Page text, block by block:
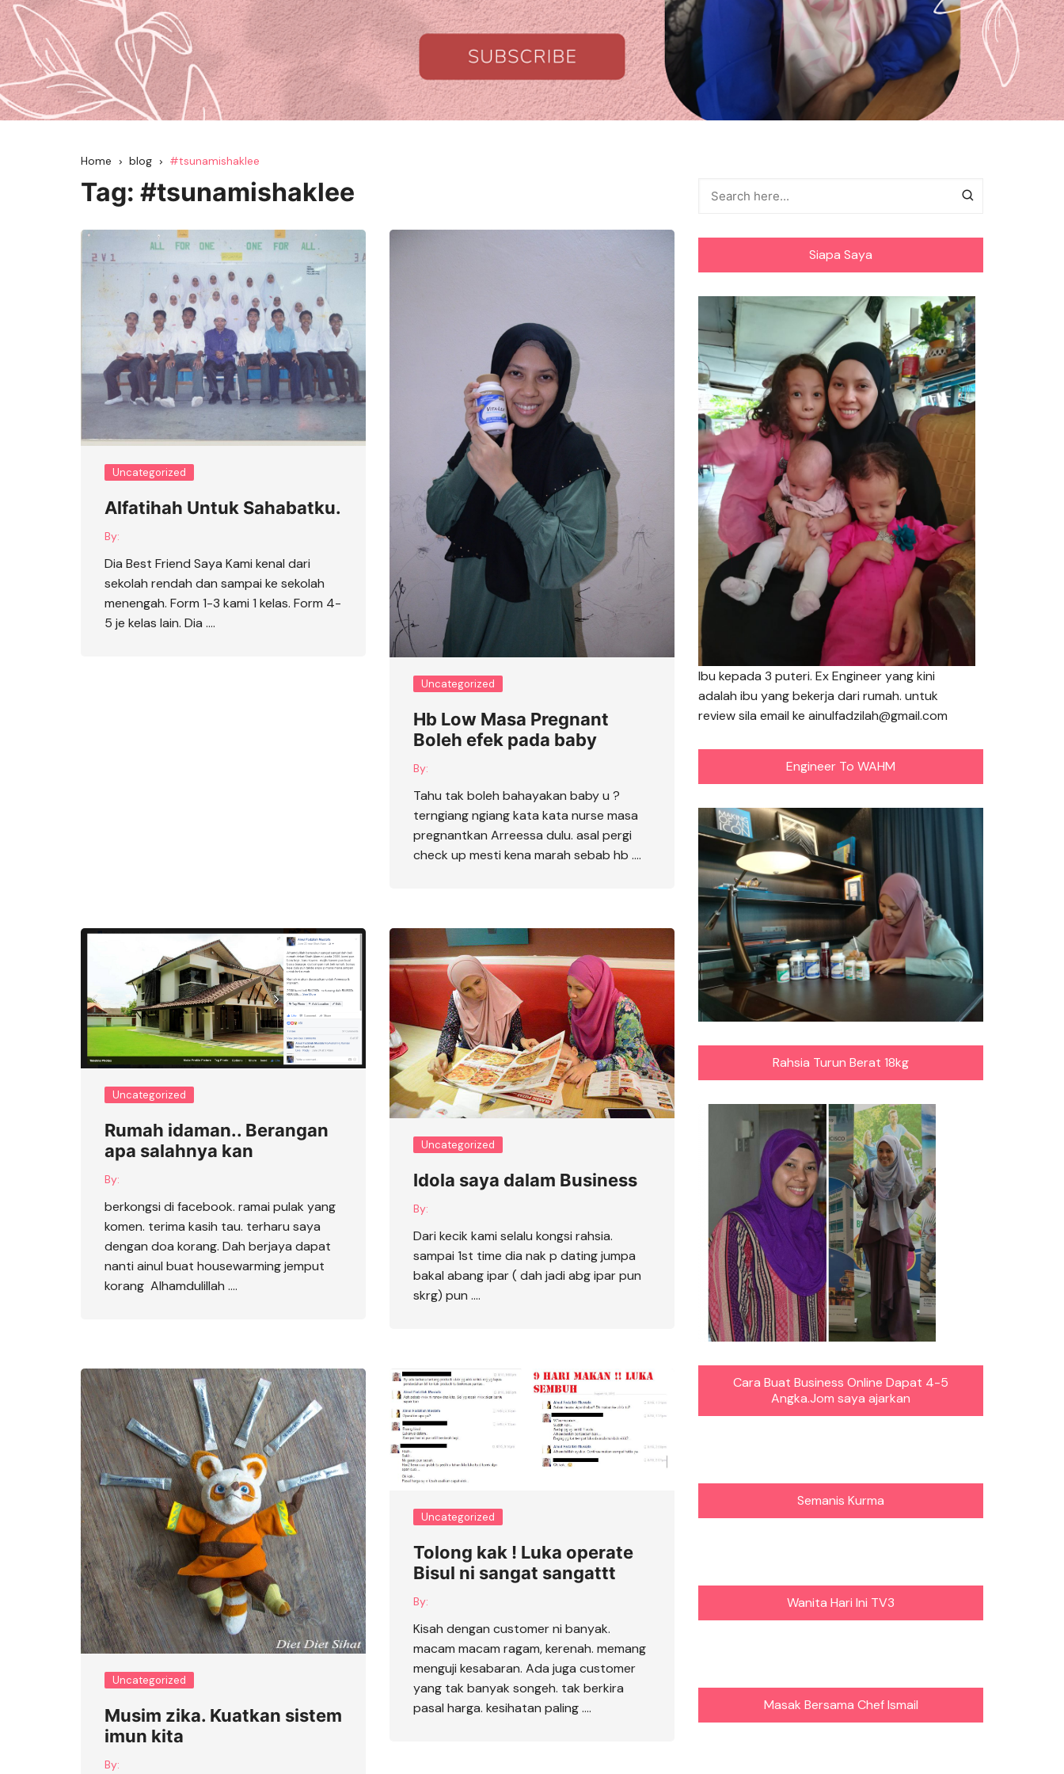
Home blog #tsunamishaklee
Tag: #tsunamishaklee
Uncategorized
Alfatihah Untuk Sahabatku.
By:
Dia Best Friend Saya Kami kenal dari
sekolah rendah dan sampai ke sekolah
menengah. Form 1-3 kami 1 kelas. Form 4-
5 je kelas lain. Dia ….
Uncategorized
Hb Low Masa Pregnant
Boleh efek pada baby
By:
Tahu tak boleh bahayakan baby u ?
terngiang ngiang kata kata nurse masa
pregnantkan Arreessa dulu. asal pergi
check up mesti kena marah sebab hb ….
Uncategorized
Rumah idaman.. Berangan
apa salahnya kan
By:
berkongsi di facebook. ramai pulak yang
komen. terima kasih tau. terharu saya
dengan doa korang. Dah berjaya dapat
nanti ainul buat housewarming jemput
korang Alhamdulillah ….
Uncategorized
Idola saya dalam Business
By:
Dari kecik kami selalu kongsi rahsia.
sampai 1st time dia nak p dating jumpa
bakal abang ipar ( dah jadi abg ipar pun
skrg) pun ….
Uncategorized
Musim zika. Kuatkan sistem
imun kita
By:
Uncategorized
Tolong kak ! Luka operate
Bisul ni sangat sangattt
By:
Kisah dengan customer ni banyak.
macam macam ragam, kerenah. memang
menguji kesabaran. Ada juga customer
yang tak banyak songeh. tak berkira
pasal harga. kesihatan paling ….
Siapa Saya
Ibu kepada 3 puteri. Ex Engineer yang kini
adalah ibu yang bekerja dari rumah. untuk
review sila email ke ainulfadzilah@gmail.com
Engineer To WAHM
Rahsia Turun Berat 18kg
Cara Buat Business Online Dapat 4-5
Angka.Jom saya ajarkan
Semanis Kurma
Wanita Hari Ini TV3
Masak Bersama Chef Ismail